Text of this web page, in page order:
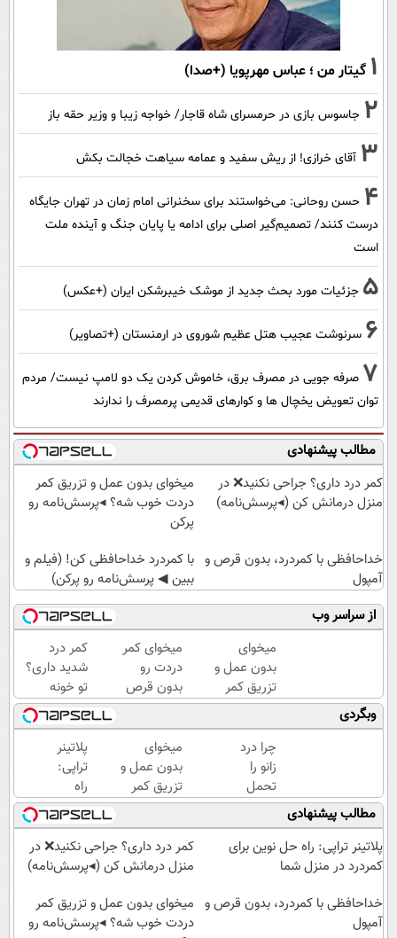
1 گیتار من ؛ عباس مهرپویا (+صدا)
2 جاسوس بازی در حرمسرای شاه قاجار/ خواجه زیبا و وزیر حقه باز
3 آقای خرازی! از ریش سفید و عمامه سیاهت خجالت بکش
4 حسن روحانی: می‌خواستند برای سخنرانی امام زمان در تهران جایگاه
درست کنند/ تصمیم‌گیر اصلی برای ادامه یا پایان جنگ و آینده ملت
است
5 جزئیات مورد بحث جدید از موشک خیبرشکن ایران (+عکس)
6 سرنوشت عجیب هتل عظیم شوروی در ارمنستان (+تصاویر)
7 صرفه جویی در مصرف برق، خاموش کردن یک دو لامپ نیست/ مردم
توان تعویض یخچال ها و کوارهای قدیمی پرمصرف را ندارند
مطالب پیشنهادی
کمر درد داری؟ جراحی نکنید❌ در
منزل درمانش کن (◂پرسش‌نامه)
میخوای بدون عمل و تزریق کمر
دردت خوب شه؟ ◂پرسش‌نامه رو
پرکن
خداحافظی با کمردرد، بدون قرص و
آمپول
با کمردرد خداحافظی کن! (فیلم و
ببین ◀ پرسش‌نامه رو پرکن)
از سراسر وب
میخوای
بدون عمل و
تزریق کمر
دردت خوب
شه؟
◂پرسش‌نامه
رو پرکن
میخوای کمر
دردت رو
بدون قرص
برای همیشه
خوب کنی؟
(◂پرسش‌نامه
رو پر کن)
کمر درد
شدید داری؟
تو خونه
درمانش کن
(◂پرسش‌نامه
رو پرکن)
وبگردی
چرا درد
زانو را
تحمل
می‌کنی؟
خیلی
ساده
کن
میخوای
بدون عمل و
تزریق کمر
دردت خوب
شه؟
◂پرسش‌نامه
رو پرکن
پلاتینر
تراپی:
راه
حل
نوین
برای
کمردرد
منزل
شما
مطالب پیشنهادی
پلاتینر تراپی: راه حل نوین برای
کمردرد در منزل شما
کمر درد داری؟ جراحی نکنید❌ در
منزل درمانش کن (◂پرسش‌نامه)
خداحافظی با کمردرد، بدون قرص و
آمپول
میخوای بدون عمل و تزریق کمر
دردت خوب شه؟ ◂پرسش‌نامه رو